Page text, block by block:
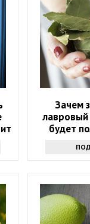
Зачем
лавровый
будет